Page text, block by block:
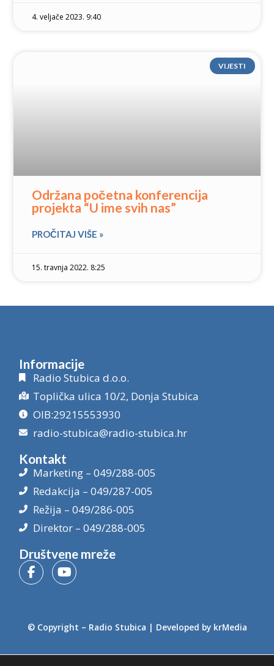
4. veljače 2023. 9:40
VIJESTI
Održana početna konferencija
projekta “U ime svih nas”
PROČITAJ VIŠE »
15. travnja 2022. 8:25
Informacije
Radio Stubica d.o.o.
Toplička ulica 10/2, Donja Stubica
OIB:29215553930
radio-stubica@radio-stubica.hr
Kontakt
Marketing – 049/288-005
Redakcija – 049/287-005
Režija – 049/286-005
Direktor – 049/288-005
Društvene mreže
© Copyright – Radio Stubica | Developed by krMedia